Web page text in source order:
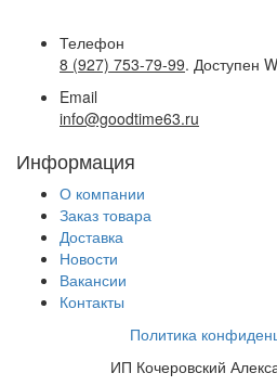
Телефон
8 (927) 753-79-99. Доступен
Email
info@goodtime63.ru
Информация
О компании
Заказ товара
Доставка
Новости
Вакансии
Контакты
Политика
ИП Кочеровский